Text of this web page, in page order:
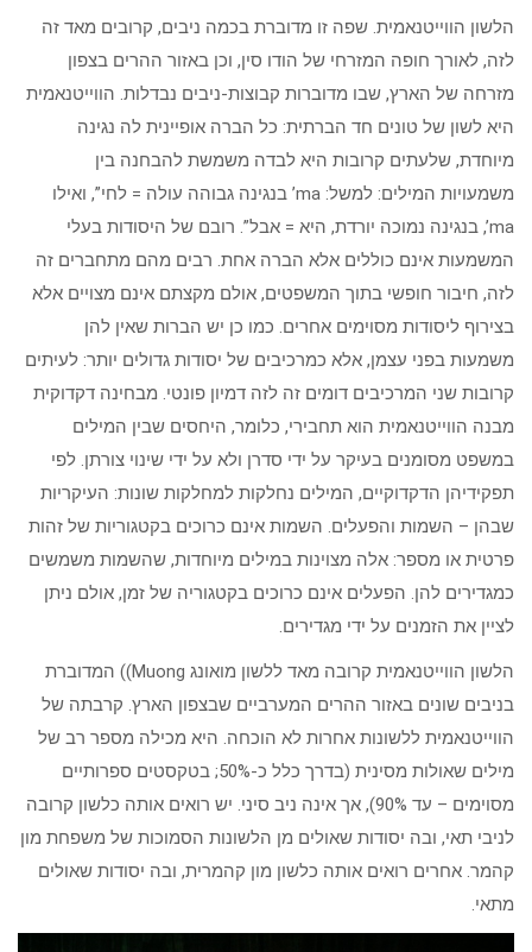
הלשון הווייטנאמית. שפה זו מדוברת בכמה ניבים, קרובים מאד זה
לזה, לאורך חופה המזרחי של הודו סין, וכן באזור ההרים בצפון
מזרחה של הארץ, שבו מדוברות קבוצות-ניבים נבדלות. הווייטנאמית
היא לשון של טונים חד הברתית: כל הברה אופיינית לה נגינה
מיוחדת, שלעתים קרובות היא לבדה משמשת להבחנה בין
משמעויות המילים: למשל: ma’ בנגינה גבוהה עולה = לחי”, ואילו
ma’, בנגינה נמוכה יורדת, היא = אבל”. רובם של היסודות בעלי
המשמעות אינם כוללים אלא הברה אחת. רבים מהם מתחברים זה
לזה, חיבור חופשי בתוך המשפטים, אולם מקצתם אינם מצויים אלא
בצירוף ליסודות מסוימים אחרים. כמו כן יש הברות שאין להן
משמעות בפני עצמן, אלא כמרכיבים של יסודות גדולים יותר: לעיתים
קרובות שני המרכיבים דומים זה לזה דמיון פונטי. מבחינה דקדוקית
מבנה הווייטנאמית הוא תחבירי, כלומר, היחסים שבין המילים
במשפט מסומנים בעיקר על ידי סדרן ולא על ידי שינוי צורתן. לפי
תפקידיהן הדקדוקיים, המילים נחלקות למחלקות שונות: העיקריות
שבהן – השמות והפעלים. השמות אינם כרוכים בקטגוריות של זהות
פרטית או מספר: אלה מצוינות במילים מיוחדות, שהשמות משמשים
כמגדירים להן. הפעלים אינם כרוכים בקטגוריה של זמן, אולם ניתן
לציין את הזמנים על ידי מגדירים.
הלשון הווייטנאמית קרובה מאד ללשון מואונג Muong)) המדוברת
בניבים שונים באזור ההרים המערביים שבצפון הארץ. קרבתה של
הווייטנאמית ללשונות אחרות לא הוכחה. היא מכילה מספר רב של
מילים שאולות מסינית (בדרך כלל כ-50%; בטקסטים ספרותיים
מסוימים – עד 90%), אך אינה ניב סיני. יש רואים אותה כלשון קרובה
לניבי תאי, ובה יסודות שאולים מן הלשונות הסמוכות של משפחת מון
קהמר. אחרים רואים אותה כלשון מון קהמרית, ובה יסודות שאולים
מתאי.